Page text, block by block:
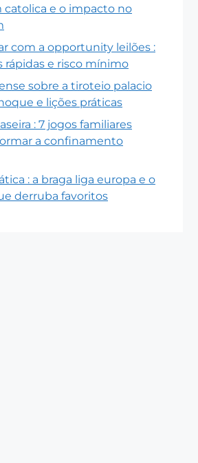
catolica e o impacto no
com a opportunity leilões :
rápidas e risco mínimo
sobre a tiroteio palacio
e lições práticas
: 7 jogos familiares
a confinamento
: a braga liga europa e o
derruba favoritos